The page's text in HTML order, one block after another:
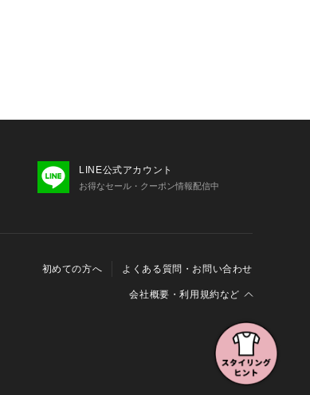
LINE公式アカウント
お得なセール・クーポン情報配信中
初めての方へ よくある質問・お問い合わせ
会社概要・利用規約など
特定商取引に関する法律に基づく表示
Cookieおよびアクセスログについて
三井不動産グループ ソーシャルメディアガイドライン